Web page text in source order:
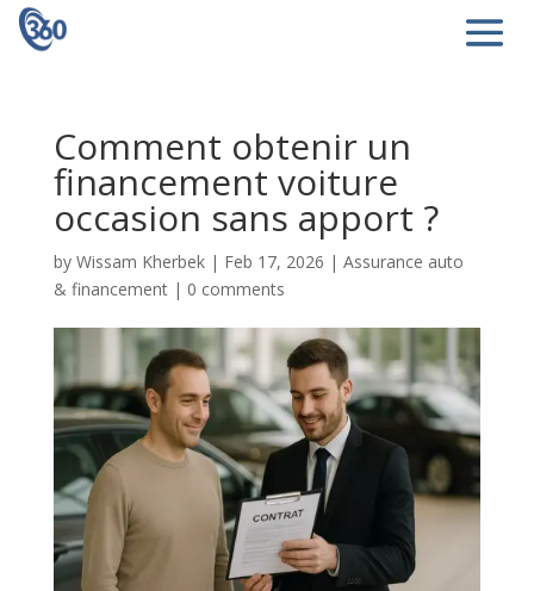
Comment obtenir un
financement voiture
occasion sans apport ?
by Wissam Kherbek| Feb 17, 2026 | Assurance auto
& financement| 0 comments